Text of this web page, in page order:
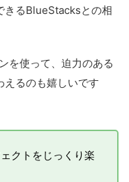
きるBlueStacksとの相
を使って、迫力のある
えるのも嬉しいです
クトをじっくり楽